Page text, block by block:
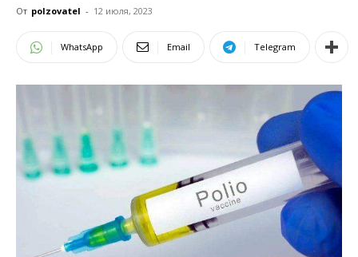
От polzovatel - 12 июля, 2023
WhatsApp Email Telegram